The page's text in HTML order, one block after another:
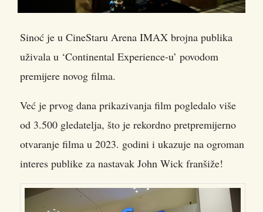
Sinoć je u CineStaru Arena IMAX brojna publika
uživala u ‘Continental Experience-u’ povodom
premijere novog filma.
Već je prvog dana prikazivanja film pogledalo više
od 3.500 gledatelja, što je rekordno pretpremijerno
otvaranje filma u 2023. godini i ukazuje na ogroman
interes publike za nastavak John Wick franšiže!